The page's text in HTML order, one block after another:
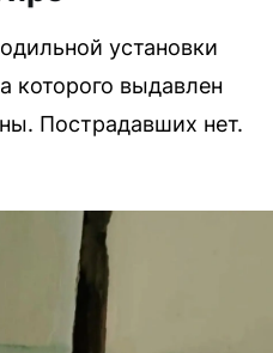
установки
которого выдавлен
Пострадавших нет.